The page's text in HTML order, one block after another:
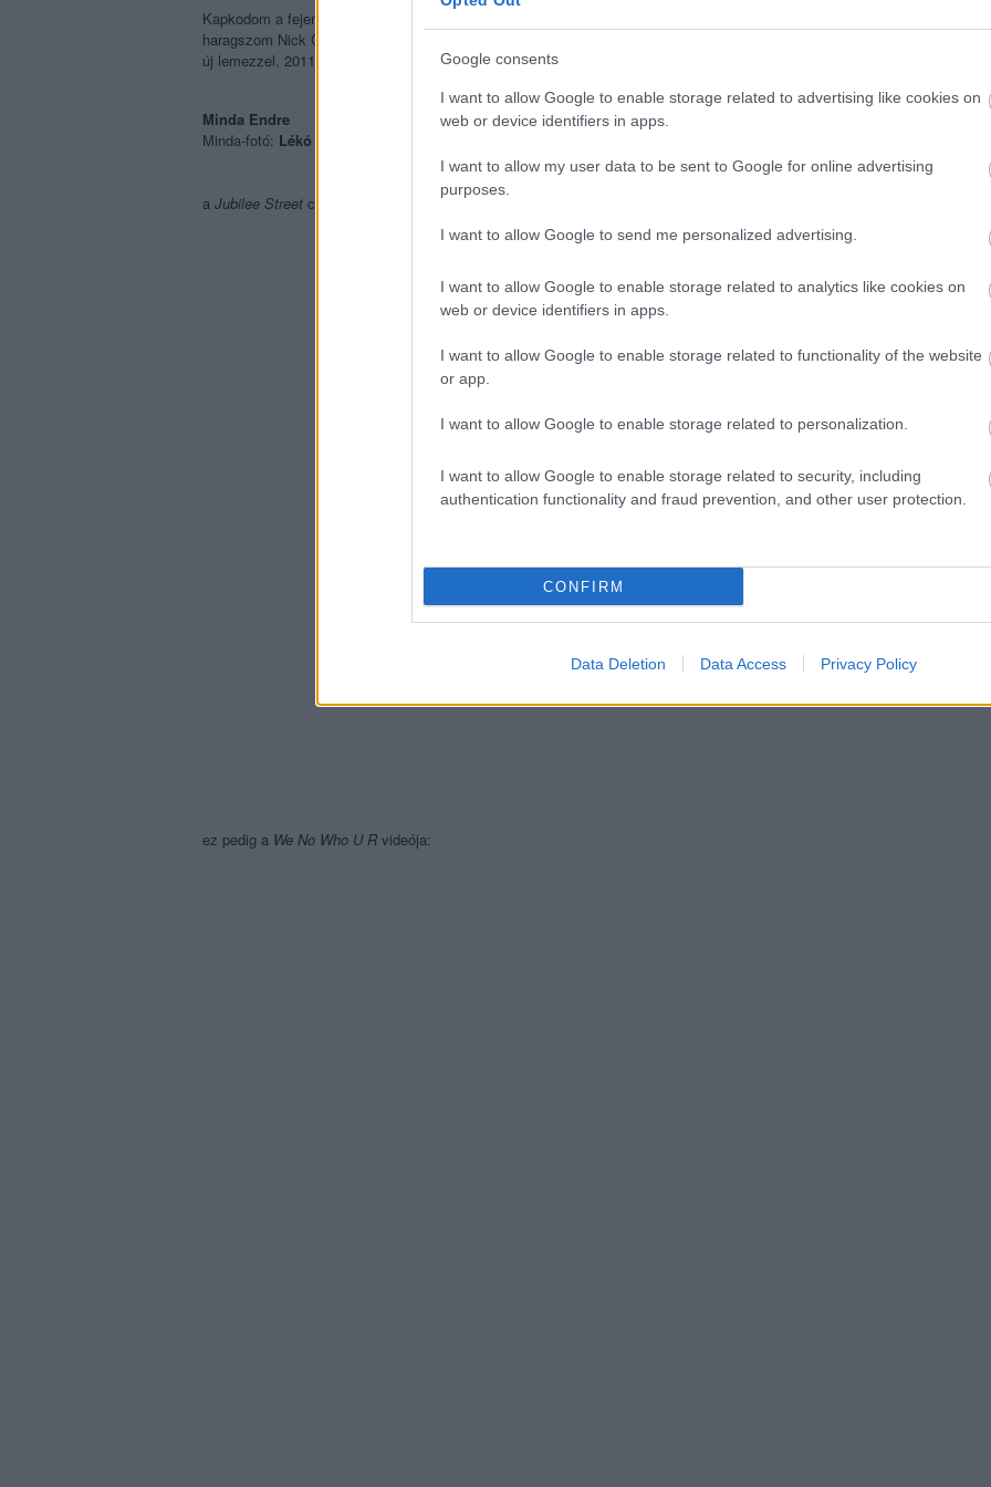
Google consents
I want to allow Google to enable storage related to advertising like cookies on
web or device identifiers in apps.
I want to allow my user data to be sent to Google for online advertising
purposes.
I want to allow Google to send me personalized advertising.
I want to allow Google to enable storage related to analytics like cookies on
web or device identifiers in apps.
I want to allow Google to enable storage related to functionality of the website
or app.
I want to allow Google to enable storage related to personalization.
I want to allow Google to enable storage related to security, including
authentication functionality and fraud prevention, and other user protection.
CONFIRM
Data Deletion Data Access Privacy Policy
Kapkodom a fejem, végighallgatom újra meg újra a lemezt és közben azon veszem észre magam: megint
haragszom Nick Cave-re, mert ahhoz képest, hogy 2007-ben megígérte, haláláig minden évben elő fog jönni egy
új lemezzel, 2011-ben mégis elsumákolta a dolgot és nem jött ki semmivel.
Minda Endre
Minda-fotó: Lékó Tamás
a Jubilee Street című új Bad Seeds-dal szexkínokkal küzdő klipje:
ez pedig a We No Who U R videója: